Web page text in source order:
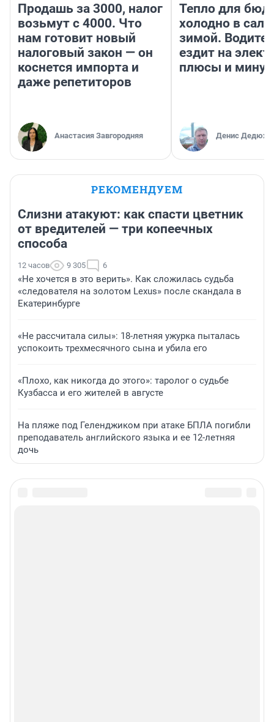
Продашь за 3000, налог
возьмут с 4000. Что
нам готовит новый
налоговый закон — он
коснется импорта и
даже репетиторов
Анастасия Завгородняя
Тепло для
холодно в
зимой.
ездит на
плюсы и
Денис
РЕКОМЕНДУЕМ
Слизни атакуют: как спасти цветник
от вредителей — три копеечных
способа
12 часов 9 305 6
«Не хочется в это верить». Как сложилась судьба
«следователя на золотом Lexus» после скандала в
Екатеринбурге
«Не рассчитала силы»: 18-летняя ужурка пыталась
успокоить трехмесячного сына и убила его
«Плохо, как никогда до этого»: таролог о судьбе
Кузбасса и его жителей в августе
На пляже под Геленджиком при атаке БПЛА погибли
преподаватель английского языка и ее 12-летняя
дочь